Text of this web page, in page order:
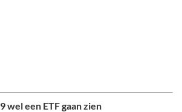
wel een ETF gaan zien